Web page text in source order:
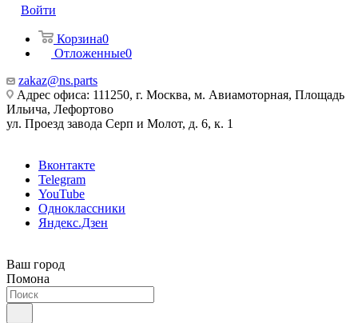
Войти
Корзина0
Отложенные0
zakaz@ns.parts
Адрес офиса: 111250, г. Москва, м. Авиамоторная, Площадь
Ильича, Лефортово
ул. Проезд завода Серп и Молот, д. 6, к. 1
Вконтакте
Telegram
YouTube
Одноклассники
Яндекс.Дзен
Ваш город
Помона